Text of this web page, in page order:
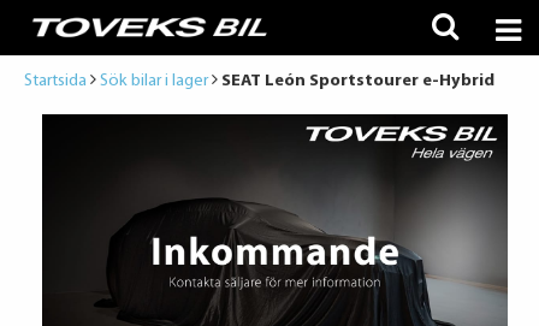
Startsida Sök bilar i lager SEAT León Sportstourer e-Hybrid